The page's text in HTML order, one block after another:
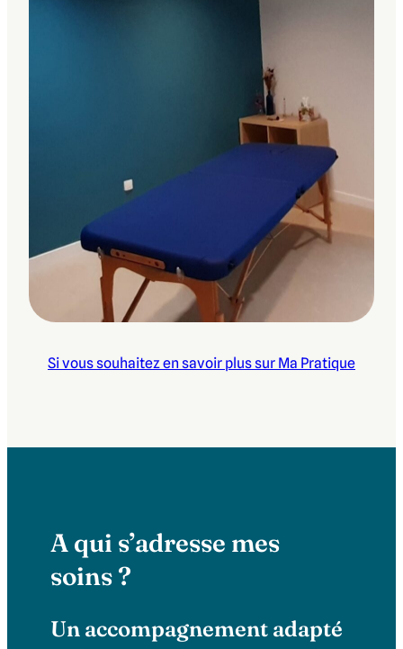
Si vous souhaitez en savoir plus sur Ma Pratique
A qui s’adresse mes
soins ?
Un accompagnement adapté